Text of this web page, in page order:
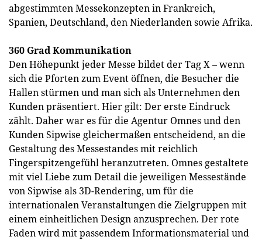
abgestimmten Messekonzepten in Frankreich,
Spanien, Deutschland, den Niederlanden sowie Afrika.
360 Grad Kommunikation
Den Höhepunkt jeder Messe bildet der Tag X – wenn
sich die Pforten zum Event öffnen, die Besucher die
Hallen stürmen und man sich als Unternehmen den
Kunden präsentiert. Hier gilt: Der erste Eindruck
zählt. Daher war es für die Agentur Omnes und den
Kunden Sipwise gleichermaßen entscheidend, an die
Gestaltung des Messestandes mit reichlich
Fingerspitzengefühl heranzutreten. Omnes gestaltete
mit viel Liebe zum Detail die jeweiligen Messestände
von Sipwise als 3D-Rendering, um für die
internationalen Veranstaltungen die Zielgruppen mit
einem einheitlichen Design anzusprechen. Der rote
Faden wird mit passendem Informationsmaterial und